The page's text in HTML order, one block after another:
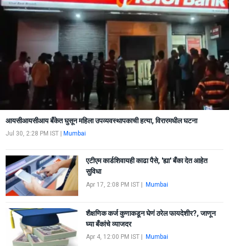
आयसीआयसीआय बँकेत घुसून महिला उपव्यवस्थापकाची हत्या, विरारमधील घटना
Jul 30, 2:28 PM IST Mumbai
एटीएम कार्डशिवायही काढा पैसे, 'ह्या' बँका देत आहेत
सुविधा
Apr 17, 2:08 PM IST| Mumbai
शैक्षणिक कर्ज कुणाकडून घेणं ठरेल फायदेशीर?, जाणून
घ्या बँकांचे व्याजदर
Apr 4, 12:00 PM IST| Mumbai